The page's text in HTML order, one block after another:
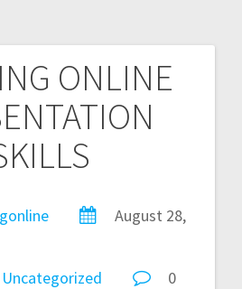
ONLINE
August 28,
Uncategorized 0